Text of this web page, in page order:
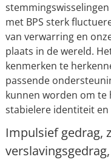
met BPS sterk
van verwarring en
plaats in de wereld.
kenmerken te
passende
kunnen worden om te
stabielere identiteit en
Impulsief gedrag,